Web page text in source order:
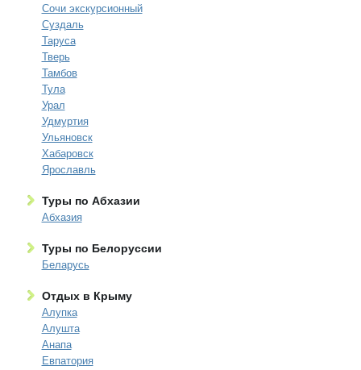
Сочи экскурсионный
Суздаль
Таруса
Тверь
Тамбов
Тула
Урал
Удмуртия
Ульяновск
Хабаровск
Ярославль
Туры по Абхазии
Абхазия
Туры по Белоруссии
Беларусь
Отдых в Крыму
Алупка
Алушта
Анапа
Евпатория